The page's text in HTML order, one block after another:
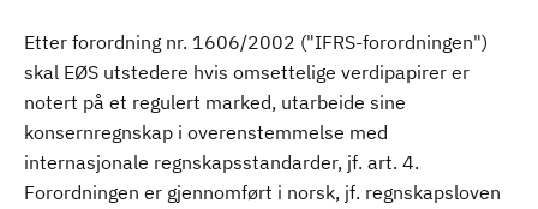
Etter forordning nr. 1606/2002 ("IFRS-forordningen")
skal EØS utstedere hvis omsettelige verdipapirer er
notert på et regulert marked, utarbeide sine
konsernregnskap i overenstemmelse med
internasjonale regnskapsstandarder, jf. art. 4.
Forordningen er gjennomført i norsk, jf. regnskapsloven